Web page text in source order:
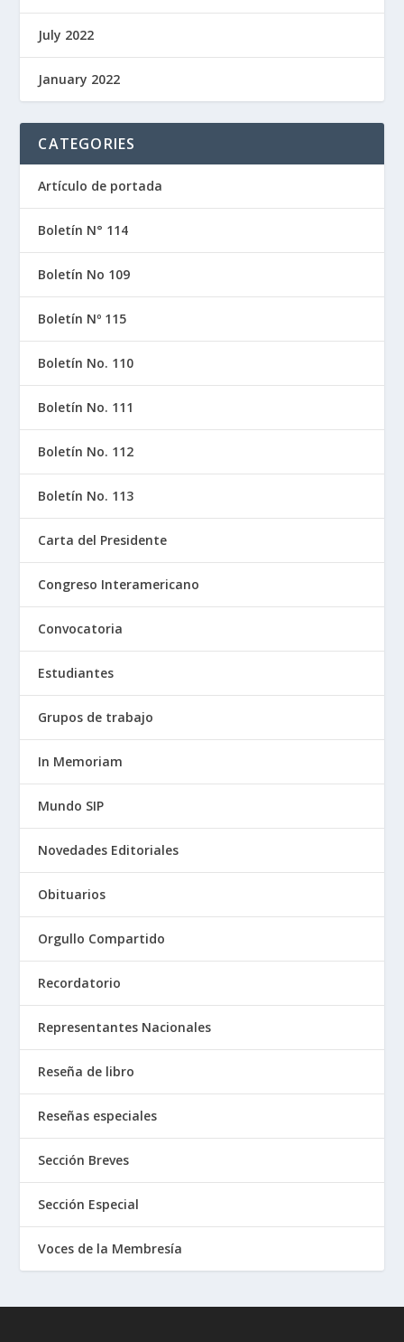
July 2022
January 2022
CATEGORIES
Artículo de portada
Boletín N° 114
Boletín No 109
Boletín Nº 115
Boletín No. 110
Boletín No. 111
Boletín No. 112
Boletín No. 113
Carta del Presidente
Congreso Interamericano
Convocatoria
Estudiantes
Grupos de trabajo
In Memoriam
Mundo SIP
Novedades Editoriales
Obituarios
Orgullo Compartido
Recordatorio
Representantes Nacionales
Reseña de libro
Reseñas especiales
Sección Breves
Sección Especial
Voces de la Membresía